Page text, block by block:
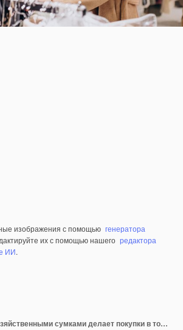
изображения с помощью генератора
их с помощью нашего редактора
ИИ.
Женщина с хозяйственными сумками делает покупки в торговом центре